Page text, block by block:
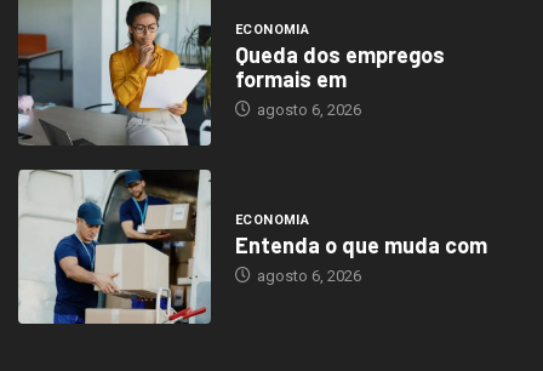
ECONOMIA
Queda dos empregos
formais em
agosto 6, 2026
ECONOMIA
Entenda o que muda com
agosto 6, 2026